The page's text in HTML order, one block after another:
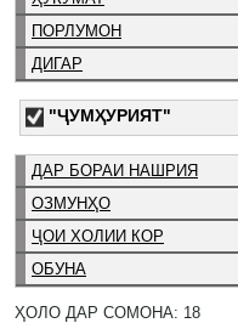
ПОРЛУМОН
ДИГАР
"ҶУМҲУРИЯТ"
ДАР БОРАИ НАШРИЯ
ОЗМУНҲО
ҶОИ ХОЛИИ КОР
ОБУНА
ҲОЛО ДАР СОМОНА: 18